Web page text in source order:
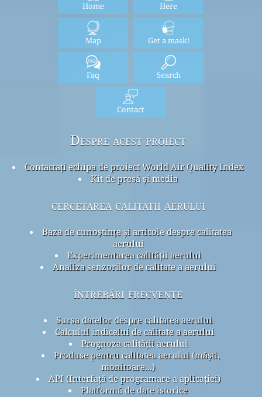
Home Here
Map Get a mask!
Faq Search
Contact
Despre acest proiect
Contactați echipa de proiect World Air Quality Index
Kit de presă și media
cercetarea calitatii aerului
Baza de cunoștințe și articole despre calitatea
aerului
Experimentarea calității aerului
Analiza senzorilor de calitate a aerului
întrebări frecvente
Sursa datelor despre calitatea aerului
Calculul indicelui de calitate a aerului
Prognoza calității aerului
Produse pentru calitatea aerului (măști,
monitoare...)
API (Interfață de programare a aplicației)
Platformă de date istorice